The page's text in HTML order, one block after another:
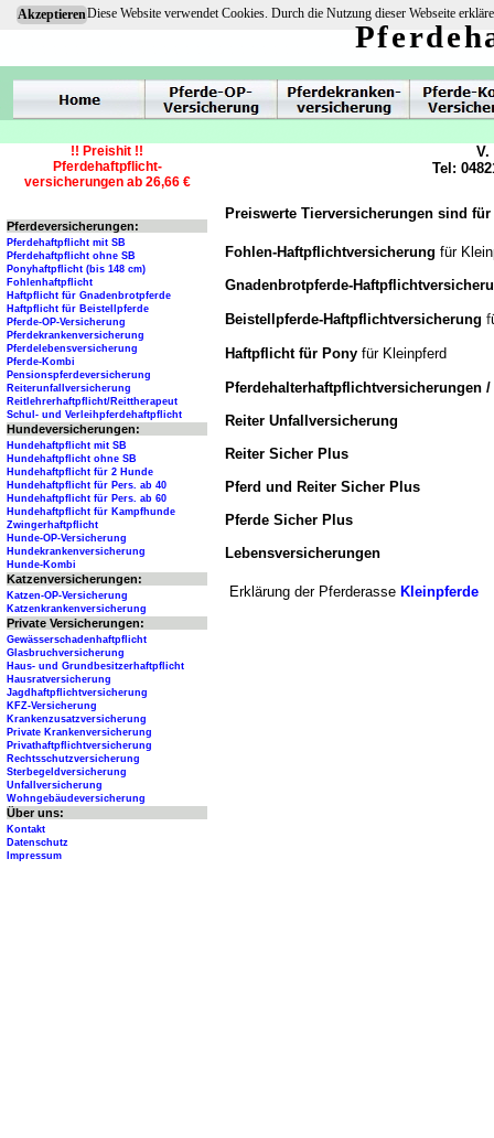
AkzeptierenDiese Website verwendet Cookies. Durch die Nutzung dieser Webseite
Preiswerte Tierversicherungen sind
Fohlen-Haftpflichtversicherung für
Gnadenbrotpferde-
Beistellpferde-Haftpflichtversicherung f
Haftpflicht für Pony für Kleinpferd
Pferdehalterhaftpflichtversicherungen
Reiter Unfallversicherung
Reiter Sicher Plus
Pferd und Reiter Sicher Plus
Pferde Sicher Plus
Lebensversicherungen
Erklärung der Pferderasse Kleinpferde
V.
Tel:
!! Preishit !!
Pferdehaftpflicht-
versicherungen ab 26,66 €
Pferdeversicherungen:
Pferdehaftpflicht mit SB
Pferdehaftpflicht ohne SB
Ponyhaftpflicht (bis 148 cm)
Fohlenhaftpflicht
Haftpflicht für Gnadenbrotpferde
Haftpflicht für Beistellpferde
Pferde-OP-Versicherung
Pferdekrankenversicherung
Pferdelebensversicherung
Pferde-Kombi
Pensionspferdeversicherung
Reiterunfallversicherung
Reitlehrerhaftpflicht/Reittherapeut
Schul- und Verleihpferdehaftpflicht
Hundeversicherungen:
Hundehaftpflicht mit SB
Hundehaftpflicht ohne SB
Hundehaftpflicht für 2 Hunde
Hundehaftpflicht für Pers. ab 40
Hundehaftpflicht für Pers. ab 60
Hundehaftpflicht für Kampfhunde
Zwingerhaftpflicht
Hunde-OP-Versicherung
Hundekrankenversicherung
Hunde-Kombi
Katzenversicherungen:
Katzen-OP-Versicherung
Katzenkrankenversicherung
Private Versicherungen:
Gewässerschadenhaftpflicht
Glasbruchversicherung
Haus- und Grundbesitzerhaftpflicht
Hausratversicherung
Jagdhaftpflichtversicherung
KFZ-Versicherung
Krankenzusatzversicherung
Private Krankenversicherung
Privathaftpflichtversicherung
Rechtsschutzversicherung
Sterbegeldversicherung
Unfallversicherung
Wohngebäudeversicherung
Über uns:
Kontakt
Datenschutz
Impressum